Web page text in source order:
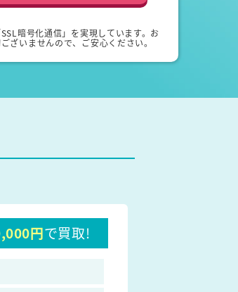
暗号化通信」を実現しています。お
ざいませんので、ご安心ください。
円で買取!